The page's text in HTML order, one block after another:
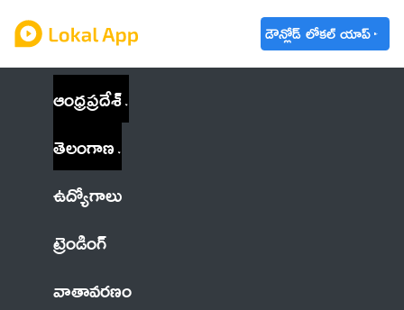
డౌన్లోడ్ లోకల్ యాప్
ఆంధ్రప్రదేశ్
తెలంగాణ
ఉద్యోగాలు
ట్రెండింగ్
వాతావరణం